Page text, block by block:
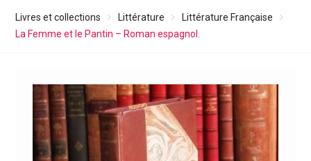
Livres et collections Littérature
Littérature Française
La Femme et le Pantin – Roman espagnol.